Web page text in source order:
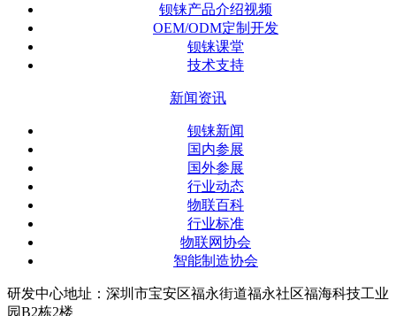
钡铼产品介绍视频
OEM/ODM定制开发
钡铼课堂
技术支持
新闻资讯
钡铼新闻
国内参展
国外参展
行业动态
物联百科
行业标准
物联网协会
智能制造协会
研发中心地址：深圳市宝安区福永街道福永社区福海科技工业
园B2栋2楼